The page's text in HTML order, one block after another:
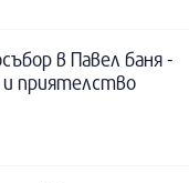
в Павел баня -
и приятелство